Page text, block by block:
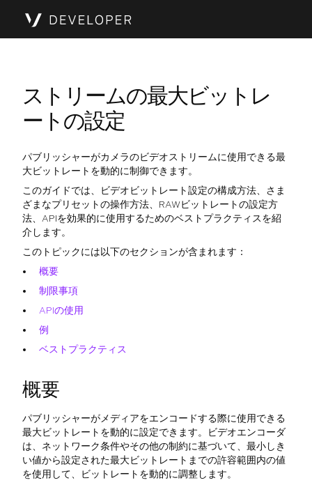
ストリームの最大ビットレ
ートの設定
パブリッシャーがカメラのビデオストリームに使用できる最
大ビットレートを動的に制御できます。
このガイドでは、ビデオビットレート設定の構成方法、さま
ざまなプリセットの操作方法、RAWビットレートの設定方
法、APIを効果的に使用するためのベストプラクティスを紹
介します。
このトピックには以下のセクションが含まれます：
概要
制限事項
APIの使用
例
ベストプラクティス
概要
パブリッシャーがメディアをエンコードする際に使用できる
最大ビットレートを動的に設定できます。ビデオエンコーダ
は、ネットワーク条件やその他の制約に基づいて、最小しき
い値から設定された最大ビットレートまでの許容範囲内の値
を使用して、ビットレートを動的に調整します。